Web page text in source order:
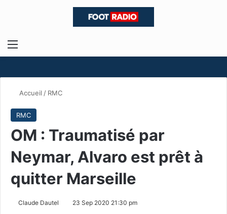
Menu
Accueil / RMC
RMC
OM : Traumatisé par
Neymar, Alvaro est prêt à
quitter Marseille
Claude Dautel 23 Sep 2020 21:30 pm